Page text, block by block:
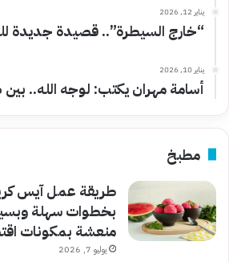
يناير 12, 2026
“خارج السيطرة”.. قصيدة جديدة
يناير 10, 2026
أسامة مهران يكتب: لوجه الله..
مطبخ
طريقة عمل آيس
بخطوات سهلة
منعشة بمكونات
يوليو 7, 2026